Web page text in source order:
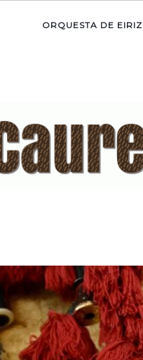
ORQUESTA DE EIRIZ